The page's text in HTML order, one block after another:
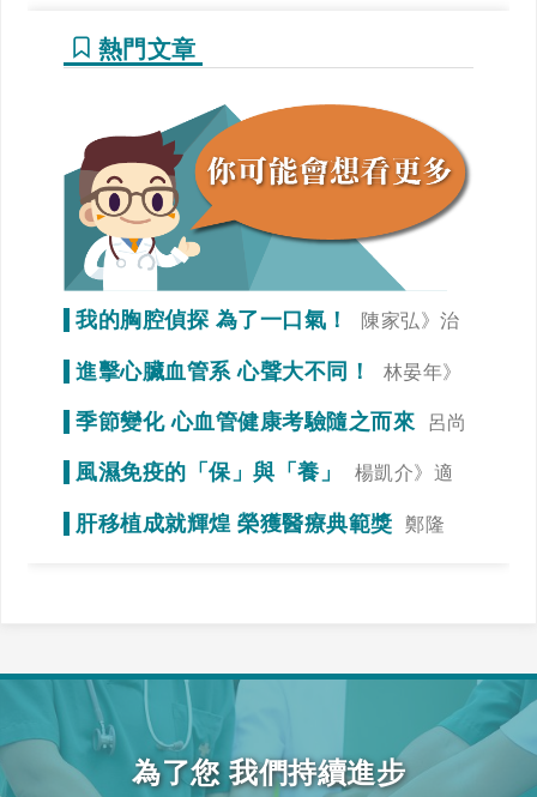
熱門文章
我的胸腔偵探 為了一口氣！
陳家弘》治
進擊心臟血管系 心聲大不同！
林晏年》
調整生活習慣「心」事就變少！
季節變化 心血管健康考驗隨之而來
呂尚
謁》冠狀動脈狹窄初期症狀不明顯
風濕免疫的「保」與「養」
楊凱介》適
肝移植成就輝煌 榮獲醫療典範獎
鄭隆
為了您 我們持續進步